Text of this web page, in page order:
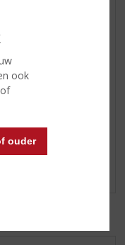
ook
ouder
sinaasappelsap
Rooie. Voeg een
toe.